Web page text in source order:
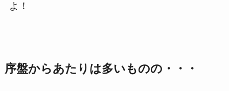
よ！
序盤からあたりは多いものの・・・